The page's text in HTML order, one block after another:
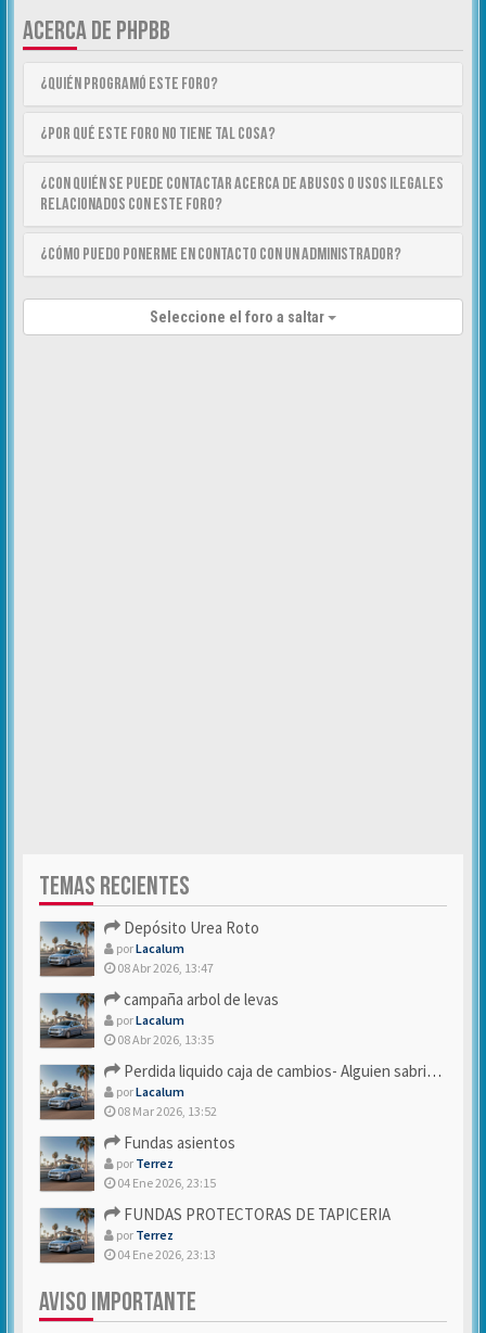
ACERCA DE PHPBB
¿Quién programó este foro?
¿Por qué este foro no tiene tal cosa?
¿Con quién se puede contactar acerca de abusos o usos ilegales
relacionados con este foro?
¿Cómo puedo ponerme en contacto con un Administrador?
Seleccione el foro a saltar
TEMAS RECIENTES
Depósito Urea Roto
porLacalum
08 Abr 2026, 13:47
campaña arbol de levas
porLacalum
08 Abr 2026, 13:35
Perdida liquido caja de cambios- Alguien sabria decirme
porLacalum
08 Mar 2026, 13:52
Fundas asientos
por Terrez
04 Ene 2026, 23:15
FUNDAS PROTECTORAS DE TAPICERIA
por Terrez
04 Ene 2026, 23:13
AVISO IMPORTANTE